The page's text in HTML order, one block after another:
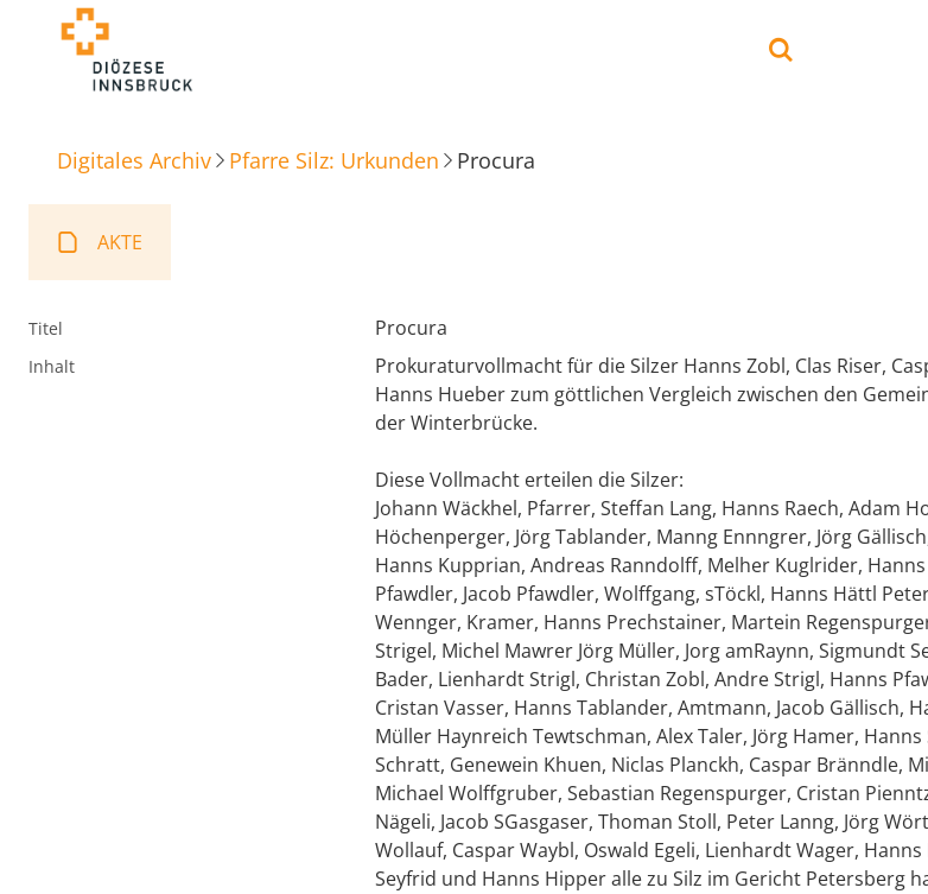
Digitales Archiv Pfarre Silz: Urkunden Procura
AKTE
Titel Procura
Inhalt
Prokuraturvollmacht für die Silzer Hanns Zobl, Clas Riser,
Hanns Hueber zum göttlichen Vergleich zwischen den
der Winterbrücke.
Diese Vollmacht erteilen die Silzer:
Johann Wäckhel, Pfarrer, Steffan Lang, Hanns Raech, Adam
Höchenperger, Jörg Tablander, Manng Ennngrer, Jörg
Hanns Kupprian, Andreas Ranndolff, Melher Kuglrider,
Pfawdler, Jacob Pfawdler, Wolffgang, sTöckl, Hanns Hättl
Wennger, Kramer, Hanns Prechstainer, Martein
Strigel, Michel Mawrer Jörg Müller, Jorg amRaynn, Sigmundt
Bader, Lienhardt Strigl, Christan Zobl, Andre Strigl, Hanns
Cristan Vasser, Hanns Tablander, Amtmann, Jacob Gällisch,
Müller Haynreich Tewtschman, Alex Taler, Jörg Hamer,
Schratt, Genewein Khuen, Niclas Planckh, Caspar Bränndle,
Michael Wolffgruber, Sebastian Regenspurger, Cristan
Nägeli, Jacob SGasgaser, Thoman Stoll, Peter Lanng, Jörg
Wollauf, Caspar Waybl, Oswald Egeli, Lienhardt Wager,
Seyfrid und Hanns Hipper alle zu Silz im Gericht Petersberg